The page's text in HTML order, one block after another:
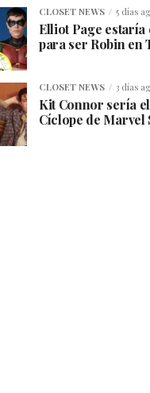
CLOSET NEWS 5 días
Elliot Page estaría
para ser Robin en
CLOSET NEWS 3 días
Kit Connor sería
Cíclope de Marvel